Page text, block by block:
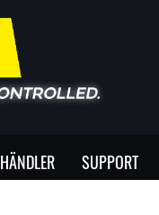
HÄNDLER SUPPORT